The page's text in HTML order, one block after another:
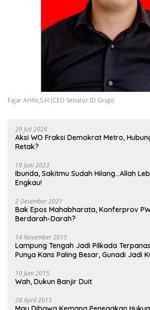
Fajar Arifin,S.H (CEO Senator.ID Grup)
29 Juli 2026
Aksi WO Fraksi Demokrat Metro,
Retak?
19 Juni 2023
Ibunda, Sakitmu Sudah Hilang…Allah
Engkau!
2 Desember 2021
Bak Epos Mahabharata, Konferprov
Berdarah-Darah?
14 November 2015
Lampung Tengah Jadi Pilkada
Punya Kans Paling Besar, Gunadi Jadi
10 Juni 2015
Wah, Dukun Banjir Duit
28 April 2015